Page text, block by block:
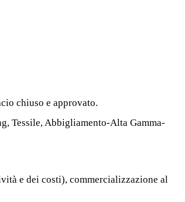
chiuso e approvato.
Tessile, Abbigliamento-Alta Gamma-
e dei costi), commercializzazione al